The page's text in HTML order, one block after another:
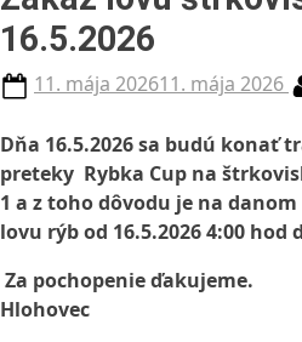
16.5.2026
Posted
11. mája 202611. mája 2026
Dňa 16.5.2026sa budú konať
preteky Rybka Cup na
1 a z toho dôvodu je na
lovu rýb od 16.5.2026 4:00 hod
Za pochopenie
Hlohovec